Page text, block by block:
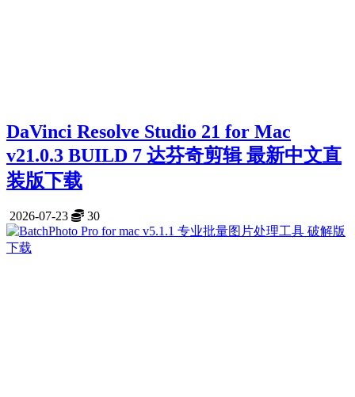
DaVinci Resolve Studio 21 for Mac
v21.0.3 BUILD 7 达芬奇剪辑 最新中文直
装版下载
2026-07-23 30